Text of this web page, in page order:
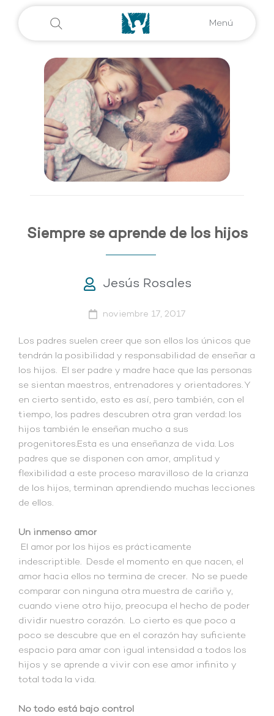
Menú
Siempre se aprende de los hijos
Jesús Rosales
noviembre 17, 2017
Los padres suelen creer que son ellos los únicos que
tendrán la posibilidad y responsabilidad de enseñar a
los hijos. El ser padre y madre hace que las personas
se sientan maestros, entrenadores y orientadores. Y
en cierto sentido, esto es así, pero también, con el
tiempo, los padres descubren otra gran verdad: los
hijos también le enseñan mucho a sus
progenitores.Esta es una enseñanza de vida. Los
padres que se disponen con amor, amplitud y
flexibilidad a este proceso maravilloso de la crianza
de los hijos, terminan aprendiendo muchas lecciones
de ellos.
Un inmenso amor
El amor por los hijos es prácticamente
indescriptible. Desde el momento en que nacen, el
amor hacia ellos no termina de crecer. No se puede
comparar con ninguna otra muestra de cariño y,
cuando viene otro hijo, preocupa el hecho de poder
dividir nuestro corazón. Lo cierto es que poco a
poco se descubre que en el corazón hay suficiente
espacio para amar con igual intensidad a todos los
hijos y se aprende a vivir con ese amor infinito y
total toda la vida.
No todo está bajo control